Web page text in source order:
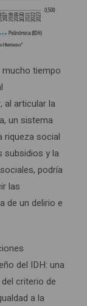
mucho tiempo
al articular la
un sistema
riqueza social
subsidios y la
podría
las
de un delirio e
del IDH: una
criterio de
a la